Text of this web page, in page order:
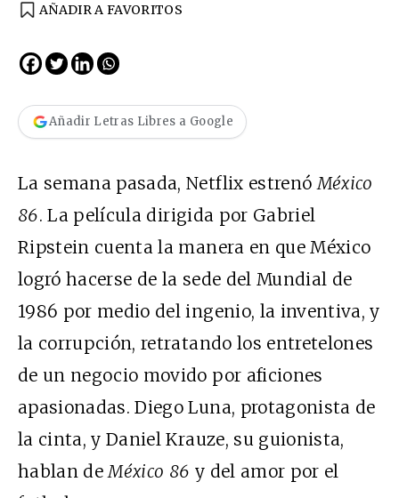
AÑADIR A FAVORITOS
Añadir Letras Libres a Google
La semana pasada, Netflix estrenóMéxico
86. La película dirigida por Gabriel
Ripstein cuenta la manera en que México
logró hacerse de la sede del Mundial de
1986 por medio del ingenio, la inventiva, y
la corrupción, retratando los entretelones
de un negocio movido por aficiones
apasionadas. Diego Luna, protagonista de
la cinta, y Daniel Krauze, su guionista,
hablan deMéxico 86 y del amor por el